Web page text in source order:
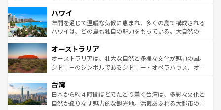
ば市内交通費無料で観光を楽しむこともできる。 なお、新
着のスイス情報はコンテンツ一覧 を参照してほしい。
のような巨大都市は、観光、ショッピング、エンターテイ
ンメントが詰まった刺激的なスポットだ。一方、アメリカ
西部には大自然が広がり、グランドキャニオンやイエロー
部のニューオーリンズでは、音楽と美食が融合した独特の
文化が魅力。旅行者はアメリカの各地域で異なる魅力を楽
しみながら、その多様性と豊かな歴史を感じることができ
ならではの贅沢な旅のスタイルだ。 なお、新着のアメリカ
情報はコンテンツ一覧を参照してほしい。
ハワイ
年間を通じて温暖な気候に恵まれ、多くの島で構成される
ハワイは、どの島も独自の魅力をもっている。大自然の神
ワイ島は見逃せない。また、定番の観光地といえばオアフ
島だが、静かな自然を求めるならマウイ島やカウアイ島が
おすすめ。エメラルドグリーンに輝く海をはじめ、豊かな
れるおもてなしの心で訪れる人々を迎えてくれるハワイの
人々、おいしいローカルフードやハワイアンミュージッ
ク、伝統的なフラダンスなど、すべてがハワイの魅力を彩
オーストラリア
オーストラリアは、壮大な自然と多様な文化が魅力の国。
シドニーのシンボルであるシドニー・オペラハウス、オー
リアリーフや大陸中央部にそびえるウルル（エアーズロッ
ク）、タスマニアの美しい原生林やケアンズの熱帯雨林な
ど、見どころがたくさん。また、カフェやワイン、オージ
台湾
日本から約４時間ほどでたどり着く台湾は、多彩な文化と
自然が織りなす魅力的な観光地。活気あふれる大都市の台